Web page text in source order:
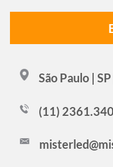
São Paulo |
(11)